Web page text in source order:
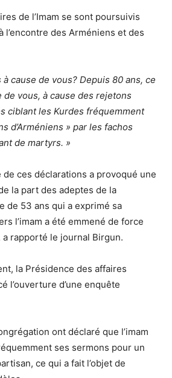
de l’Imam se sont poursuivis
l’encontre des Arméniens et des
à cause de vous? Depuis 80 ans, ce
de vous, à cause des rejetons
ciblant les Kurdes fréquemment
d’Arméniens » par les fachos
de martyrs. »
de ces déclarations a provoqué une
la part des adeptes de la
de 53 ans qui a exprimé sa
l’imam a été emmené de force
a rapporté le journal Birgun.
la Présidence des affaires
l’ouverture d’une enquête
ont déclaré que l’imam
ses sermons pour un
ce qui a fait l’objet de